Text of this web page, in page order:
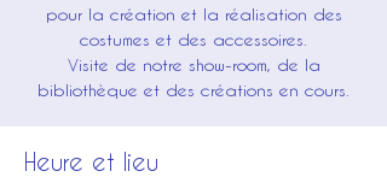
pour la création et la réalisation des
costumes et des accessoires.
Visite de notre show-room, de la
bibliothèque et des créations en cours.
Heure et lieu